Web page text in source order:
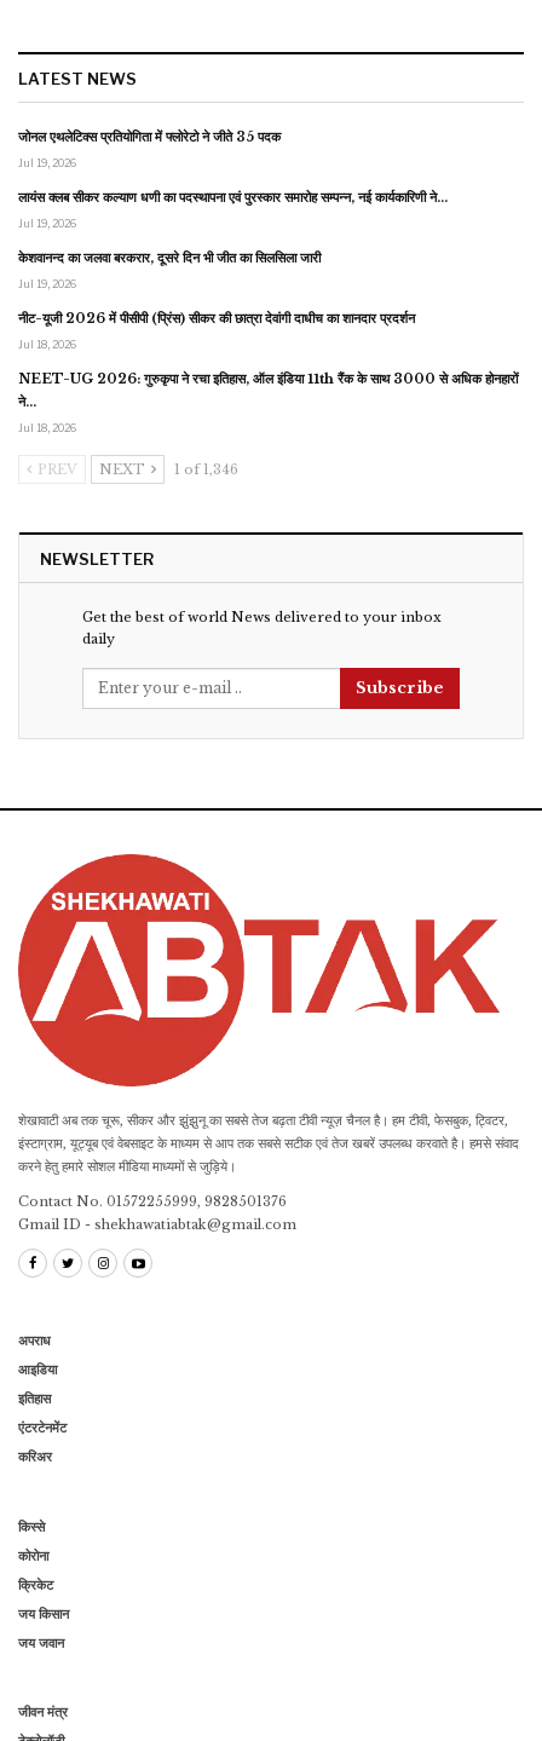
LATEST NEWS
जोनल एथलेटिक्स प्रतियोगिता में फ्लोरेटो ने जीते 35 पदक
Jul 19, 2026
लायंस क्लब सीकर कल्याण धणी का पदस्थापना एवं पुरस्कार समारोह सम्पन्न, नई कार्यकारिणी ने…
Jul 19, 2026
केशवानन्द का जलवा बरकरार, दूसरे दिन भी जीत का सिलसिला जारी
Jul 19, 2026
नीट-यूजी 2026 में पीसीपी (प्रिंस) सीकर की छात्रा देवांगी दाधीच का शानदार प्रदर्शन
Jul 18, 2026
NEET-UG 2026: गुरुकृपा ने रचा इतिहास, ऑल इंडिया 11th रैंक के साथ 3000 से अधिक होनहारों
ने…
Jul 18, 2026
PREV NEXT 1 of 1,346
NEWSLETTER
Get the best of world News delivered to your inbox
daily
Subscribe
शेखावाटी अब तक चूरू, सीकर और झुंझुनू का सबसे तेज बढ़ता टीवी न्यूज़ चैनल है। हम टीवी, फेसबुक, ट्विटर,
इंस्टाग्राम, यूट्यूब एवं वेबसाइट के माध्यम से आप तक सबसे सटीक एवं तेज खबरें उपलब्ध करवाते है। हमसे संवाद
करने हेतु हमारे सोशल मीडिया माध्यमों से जुड़िये।
Contact No. 01572255999, 9828501376
Gmail ID - shekhawatiabtak@gmail.com
अपराध
आइडिया
इतिहास
एंटरटेनमेंट
करिअर
किस्से
कोरोना
क्रिकेट
जय किसान
जय जवान
जीवन मंत्र